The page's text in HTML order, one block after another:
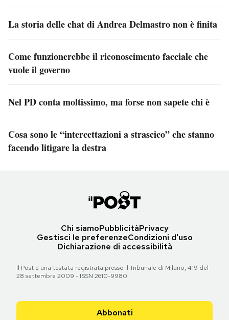
La storia delle chat di Andrea Delmastro non è finita
Come funzionerebbe il riconoscimento facciale che
vuole il governo
Nel PD conta moltissimo, ma forse non sapete chi è
Cosa sono le “intercettazioni a strascico” che stanno
facendo litigare la destra
Chi siamoPubblicitàPrivacy
Gestisci le preferenzeCondizioni d'uso
Dichiarazione di accessibilità
Il Post è una testata registrata presso il Tribunale di Milano, 419 del
28 settembre 2009 - ISSN 2610-9980
Abbonati